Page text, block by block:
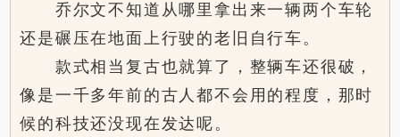
乔尔文不知道从哪里拿出来一辆两个车轮
还是碾压在地面上行驶的老旧自行车。
款式相当复古也就算了，整辆车还很破，
像是一千多年前的古人都不会用的程度，那时
候的科技还没现在发达呢。